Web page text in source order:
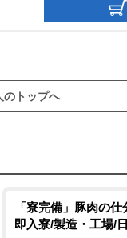
のトップへ
「寮完備」豚肉の
即入寮/製造・工場/